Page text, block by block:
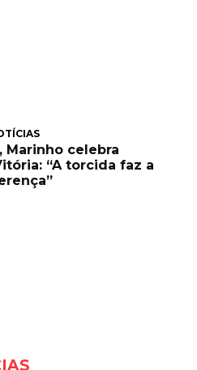
Marinho celebra
“A torcida faz a